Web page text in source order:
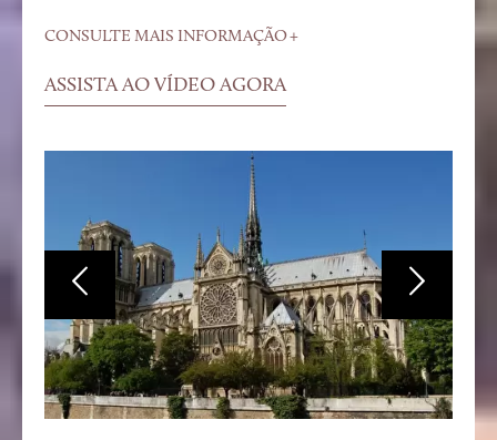
CONSULTE MAIS INFORMAÇÃO
ASSISTA AO VÍDEO AGORA